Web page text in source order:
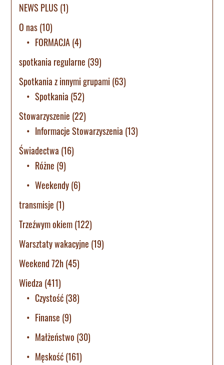
NEWS PLUS (1)
O nas(10)
FORMACJA(4)
spotkania regularne (39)
Spotkania z innymi grupami (63)
Spotkania (52)
Stowarzyszenie (22)
Informacje Stowarzyszenia (13)
Świadectwa (16)
Różne (9)
Weekendy(6)
transmisje (1)
Trzeźwym okiem(122)
Warsztaty wakacyjne (19)
Weekend 72h(45)
Wiedza (411)
Czystość(38)
Finanse (9)
Małżeństwo (30)
Męskość(161)